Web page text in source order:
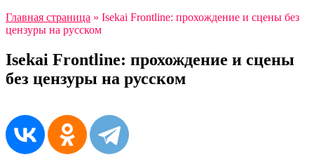
Главная страница » Isekai Frontline: прохождение и сцены без
цензуры на русском
Isekai Frontline: прохождение и сцены
без цензуры на русском